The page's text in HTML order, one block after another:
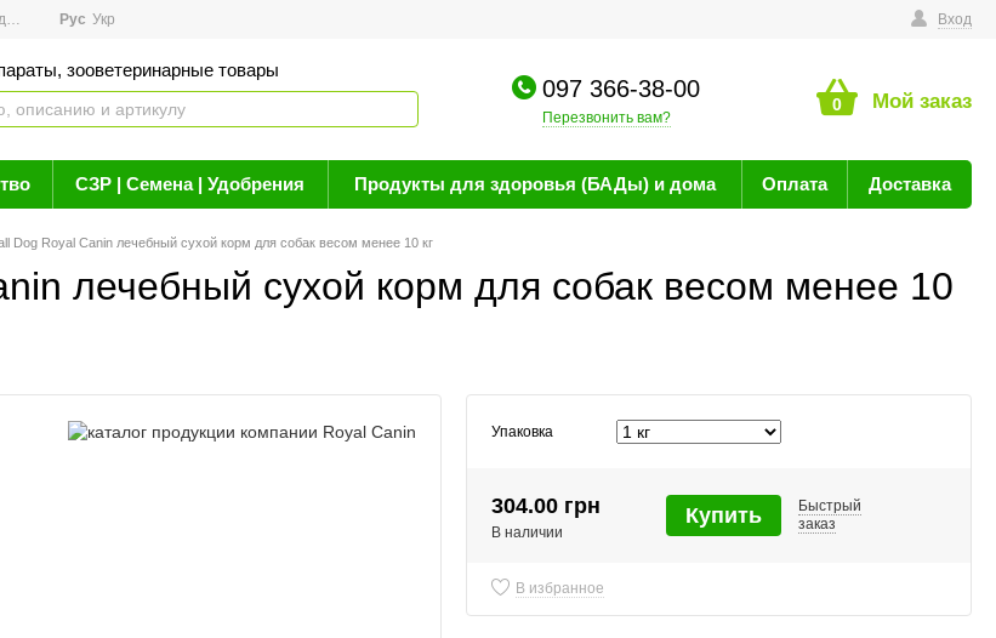
Новости Вход
Рус Укр
зооветеринарные товары
097 366-38-00
Перезвонить вам?
0 Мой заказ
СЗР | Семена | Удобрения Продукты для здоровья (БАДы) и дома Оплата Доставка
Dog Royal Canin лечебный сухой корм для собак весом менее 10 кг
лечебный сухой корм для собак весом менее 10
Упаковка
304.00 грн
В наличии
Купить
Быстрый
заказ
В избранное